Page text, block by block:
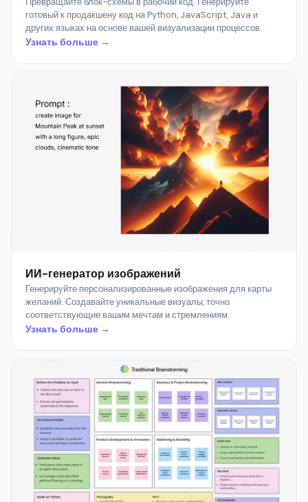
готовый к продакшену код на Python, JavaScript, Java и
других языках на основе вашей визуализации процессов.
Узнать больше →
ИИ-генератор изображений
Генерируйте персонализированные изображения для карты
желаний. Создавайте уникальные визуалы, точно
соответствующие вашим мечтам и стремлениям.
Узнать больше →